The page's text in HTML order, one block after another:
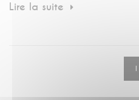
Lire la suite
1